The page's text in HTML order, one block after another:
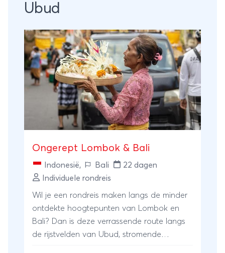
Ubud
Ongerept Lombok & Bali
Indonesië, Bali
22 dagen
Individuele rondreis
Wil je een rondreis maken langs de minder
ontdekte hoogtepunten van Lombok en
Bali? Dan is deze verrassende route langs
de rijstvelden van Ubud, stromende